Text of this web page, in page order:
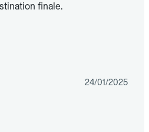
finale.
24/01/2025